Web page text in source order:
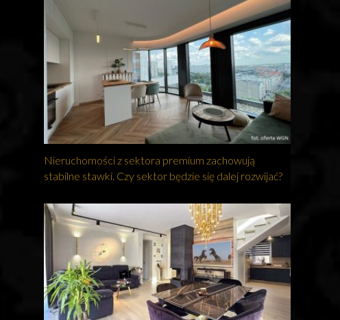
Nieruchomości z sektora premium zachowują
stabilne stawki. Czy sektor będzie się dalej rozwijać?